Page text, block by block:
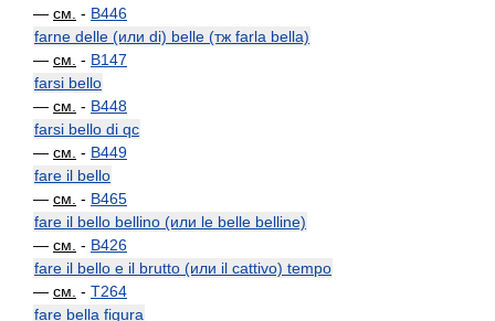
— см. - B446
farne delle (или di) belle (тж farla bella)
— см. - B147
farsi bello
— см. - B448
farsi bello di qc
— см. - B449
fare il bello
— см. - B465
fare il bello bellino (или le belle belline)
— см. - B426
fare il bello e il brutto (или il cattivo) tempo
— см. - T264
fare bella figura